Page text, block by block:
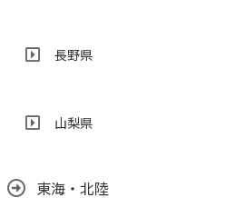
長野県
山梨県
東海・北陸